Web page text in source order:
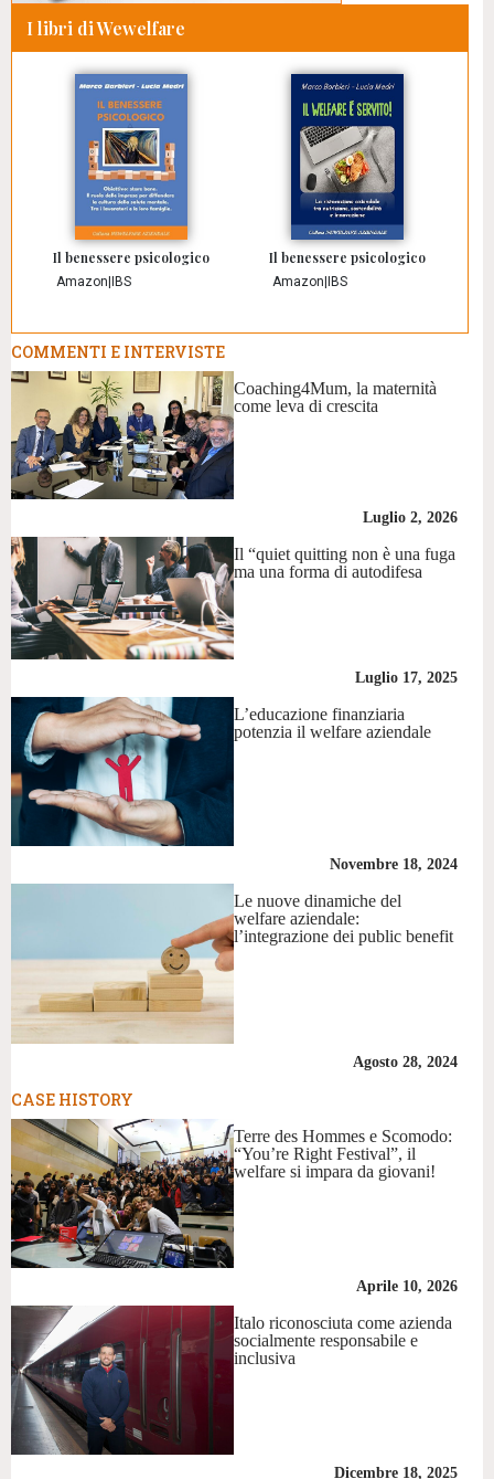
I libri di Wewelfare
Il benessere psicologico
Amazon IBS
Il benessere psicologico
Amazon IBS
COMMENTI E INTERVISTE
Coaching4Mum, la maternità
come leva di crescita
Luglio 2, 2026
Il “quiet quitting non è una fuga
ma una forma di autodifesa
Luglio 17, 2025
L’educazione finanziaria
potenzia il welfare aziendale
Novembre 18, 2024
Le nuove dinamiche del
welfare aziendale:
l’integrazione dei public benefit
Agosto 28, 2024
CASE HISTORY
Terre des Hommes e Scomodo:
“You’re Right Festival”, il
welfare si impara da giovani!
Aprile 10, 2026
Italo riconosciuta come azienda
socialmente responsabile e
inclusiva
Dicembre 18, 2025